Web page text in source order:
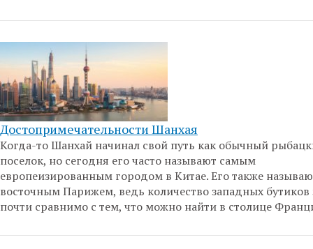
Достопримечательности Шанхая
Когда-то Шанхай начинал свой путь как обычный
поселок, но сегодня его часто называют самым
европеизированным городом в Китае. Его также
восточным Парижем, ведь количество западных бутиков
почти сравнимо с тем, что можно найти в столице